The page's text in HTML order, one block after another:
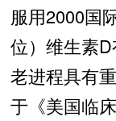
服用2000国
位）维生素
老进程具有
于《美国临